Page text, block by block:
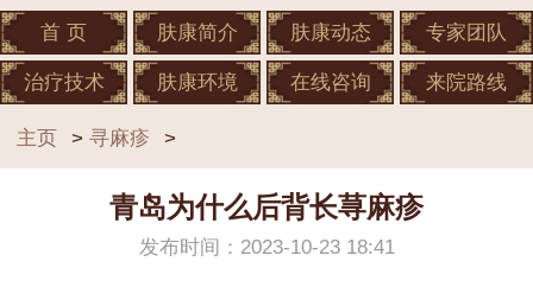
首 页 肤康简介 肤康动态 专家团队
治疗技术 肤康环境 在线咨询 来院路线
主页 > 寻麻疹 >
青岛为什么后背长荨麻疹
发布时间：2023-10-23 18:41